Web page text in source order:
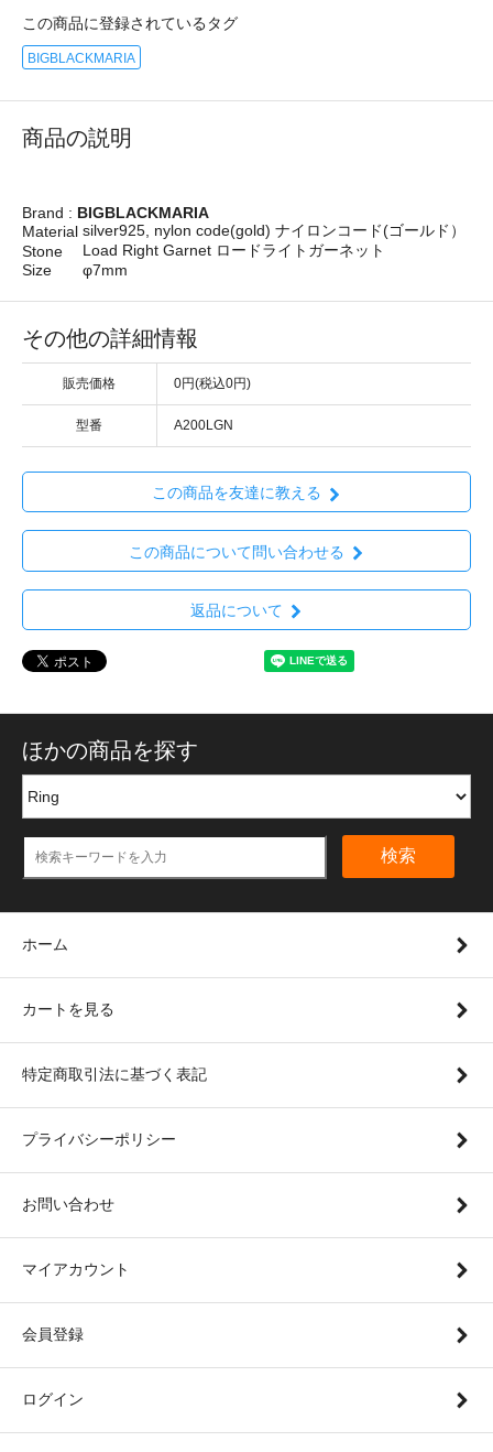
この商品に登録されているタグ
BIGBLACKMARIA
商品の説明
Brand : BIGBLACKMARIA
Material silver925, nylon code(gold) ナイロンコード(ゴールド）
Stone
Load Right Garnet ロードライトガーネット
Size
φ7mm
その他の詳細情報
販売価格 0円(税込0円)
型番 A200LGN
この商品を友達に教える
この商品について問い合わせる
返品について
ほかの商品を探す
検索
ホーム
カートを見る
特定商取引法に基づく表記
プライバシーポリシー
お問い合わせ
マイアカウント
会員登録
ログイン